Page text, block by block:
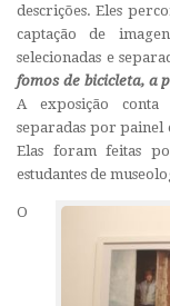
descrições. Eles
captação de
selecionadas e
fomos de bicicleta, a
A exposição conta
separadas por painel
Elas foram feitas
estudantes de
O